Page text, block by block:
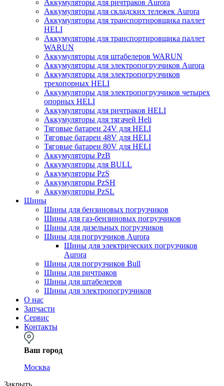
Аккумуляторы для ричтраков Aurora
Аккумуляторы для складских тележек Aurora
Аккумуляторы для транспортировщика паллет
HELI
Аккумуляторы для транспортировщика паллет
WARUN
Аккумуляторы для штабелеров WARUN
Аккумуляторы для электропогрузчиков Aurora
Аккумуляторы для электропогрузчиков
трехопорных HELI
Аккумуляторы для электропогрузчиков четырех
опорных HELI
Аккумуляторы для ричтраков HELI
Аккумуляторы для тягачей Heli
Тяговые батареи 24V для HELI
Тяговые батареи 48V для HELI
Тяговые батареи 80V для HELI
Аккумуляторы PzB
Аккумуляторы для BULL
Аккумуляторы PzS
Аккумуляторы PzSH
Аккумуляторы PzSL
Шины
Шины для бензиновых погрузчиков
Шины для газ-бензиновых погрузчиков
Шины для дизельных погрузчиков
Шины для погрузчиков Aurora
Шины для электрических погрузчиков
Aurora
Шины для погрузчиков Bull
Шины для ричтраков
Шины для штабелеров
Шины для электропогрузчиков
О нас
Запчасти
Сервис
Контакты
Ваш город
Москва
Закрыть